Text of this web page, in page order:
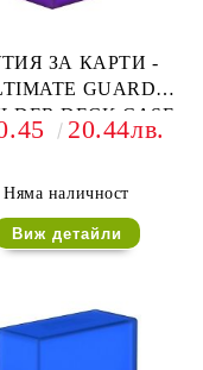
ЗА КАРТИ -
GUARD
DECK CASE
TCG и др) 80+ -
20.44лв.
Няма наличност
Виж детайли